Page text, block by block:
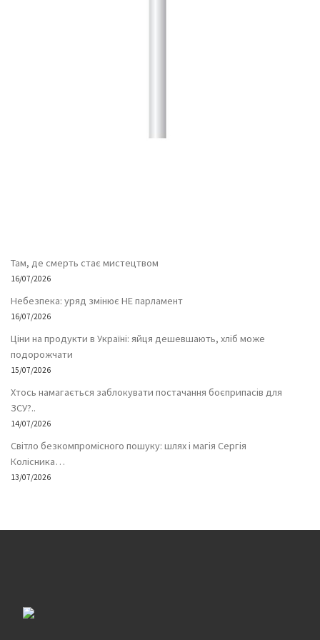
Там, де смерть стає мистецтвом
16/07/2026
Небезпека: уряд змінює НЕ парламент
16/07/2026
Ціни на продукти в Україні: яйця дешевшають, хліб може
подорожчати
15/07/2026
Хтось намагається заблокувати постачання боєприпасів для
ЗСУ?..
14/07/2026
Світло безкомпромісного пошуку: шлях і магія Сергія
Колісника…
13/07/2026